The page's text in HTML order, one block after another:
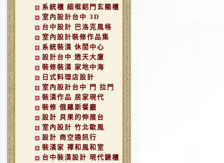
系統櫃 細框鋁門玄關櫃
室內設計台中 3D
台中設計 巴洛克風格
室內設計裝修作品集
系統裝潢 休閒中心
設計台中 透天大廈
裝修裝潢 家地中海
日式料理店設計
室內設計台中 門 拉門
裝潢作品 居家現代
裝修 俄羅斯餐廳
設計 貝果的伸展台
室內設計 竹北歐風
設計 商空通訊行
裝潢家 禪和風和室
台中裝潢設計 現代鏡櫃